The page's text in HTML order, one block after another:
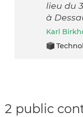
lieu du
à
Karl
2 public